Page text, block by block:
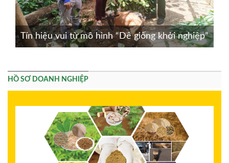
Tín hiệu vui từ mô hình “Dê giống khởi nghiệp”
HỒ SƠ DOANH NGHIỆP